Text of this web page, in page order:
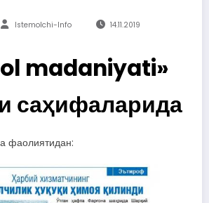
Istemolchi-Info 14.11.2019
madaniyati»
саҳифаларида
фаолиятидан: